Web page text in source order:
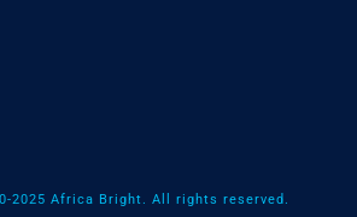
2025 Africa Bright. All rights reserved.